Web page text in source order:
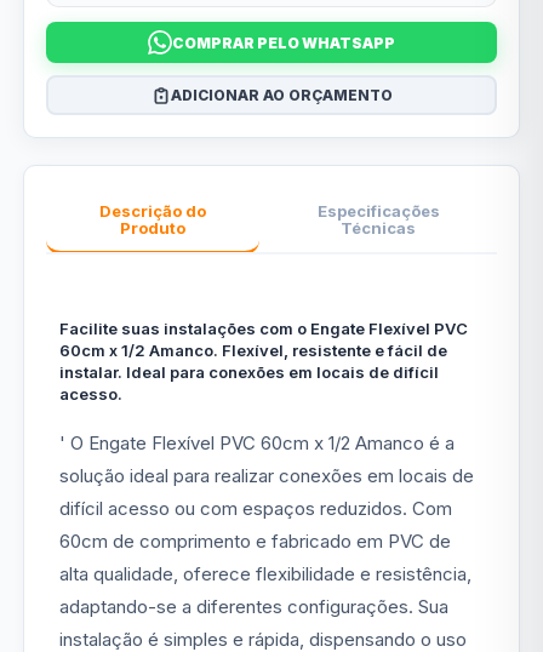
COMPRAR PELO WHATSAPP
ADICIONAR AO ORÇAMENTO
Descrição do
Produto
Especificações
Técnicas
Facilite suas instalações com o Engate Flexível PVC
60cm x 1/2 Amanco. Flexível, resistente e fácil de
instalar. Ideal para conexões em locais de difícil
acesso.
' O Engate Flexível PVC 60cm x 1/2 Amanco é a
solução ideal para realizar conexões em locais de
difícil acesso ou com espaços reduzidos. Com
60cm de comprimento e fabricado em PVC de
alta qualidade, oferece flexibilidade e resistência,
adaptando-se a diferentes configurações. Sua
instalação é simples e rápida, dispensando o uso